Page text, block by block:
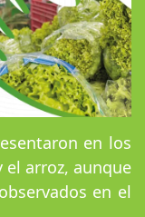
en los
el arroz, aunque
en el